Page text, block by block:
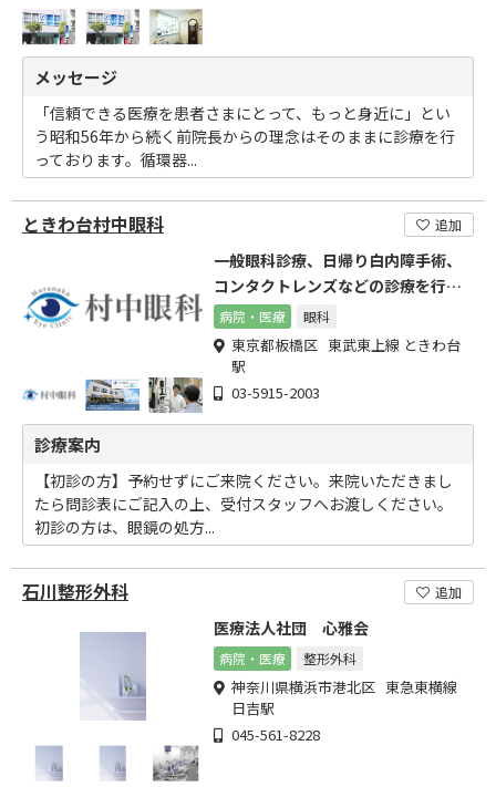
メッセージ
「信頼できる医療を患者さまにとって、もっと身近に」とい
う昭和56年から続く前院長からの理念はそのままに診療を行
っております。循環器...
ときわ台村中眼科 追加
一般眼科診療、日帰り白内障手術、
コンタクトレンズなどの診療を行っ
ています
病院・医療 眼科
東京都板橋区 東武東上線 ときわ台
駅
03-5915-2003
診療案内
【初診の方】予約せずにご来院ください。来院いただきまし
たら問診表にご記入の上、受付スタッフへお渡しください。
初診の方は、眼鏡の処方...
石川整形外科 追加
医療法人社団 心雅会
病院・医療 整形外科
神奈川県横浜市港北区 東急東横線
日吉駅
045-561-8228